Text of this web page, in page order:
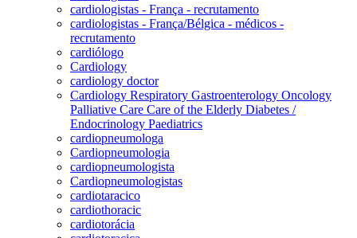
cardiologistas - França - recrutamento
cardiologistas - França/Bélgica - médicos -
recrutamento
cardiólogo
Cardiology
cardiology doctor
Cardiology Respiratory Gastroenterology Oncology
Palliative Care Care of the Elderly Diabetes /
Endocrinology Paediatrics
cardiopneumologa
Cardiopneumologia
cardiopneumologista
Cardiopneumologistas
cardiotaracico
cardiothoracic
cardiotorácia